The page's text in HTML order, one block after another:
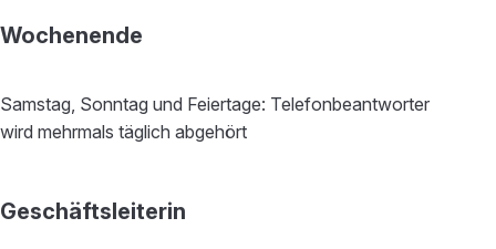
Wochenende
Samstag, Sonntag und Feiertage: Telefonbeantworter
wird mehrmals täglich abgehört
Geschäftsleiterin